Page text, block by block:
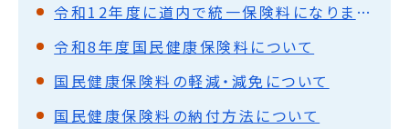
令和12年度に道内で統一保険料になります。
令和8年度国民健康保険料について
国民健康保険料の軽減・減免について
国民健康保険料の納付方法について